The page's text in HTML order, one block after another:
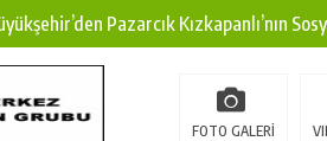
Pazarcık Kızkapanlı’nın
Pazarcık Kırsalına Modern
KSÜ’ye Uluslararası Başarı:
FOTO GALERİ